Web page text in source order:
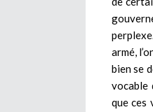
armé,
bien se
vocable
que ces